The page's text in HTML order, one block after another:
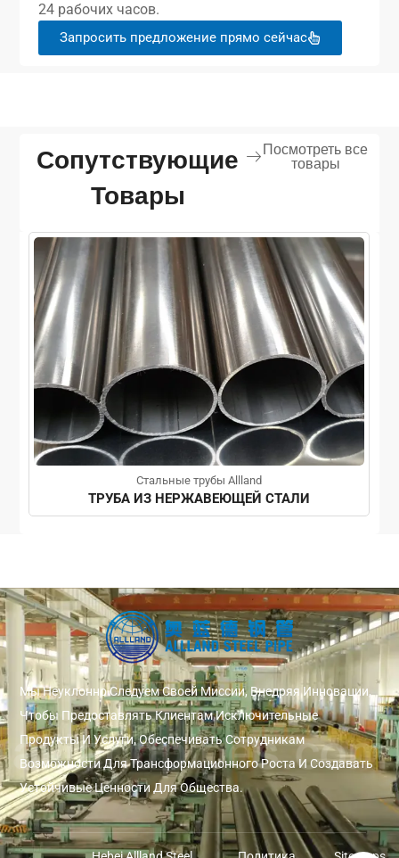
24 рабочих часов.
Запросить предложение прямо сейчас
Сопутствующие
Товары
Посмотреть все
товары
Стальные трубы Allland
ТРУБА ИЗ НЕРЖАВЕЮЩЕЙ СТАЛИ
Мы Неуклонно Следуем Своей Миссии, Внедряя Инновации,
Чтобы Предоставлять Клиентам Исключительные
Продукты И Услуги, Обеспечивать Сотрудникам
Возможности Для Трансформационного Роста И Создавать
Устойчивые Ценности Для Общества.